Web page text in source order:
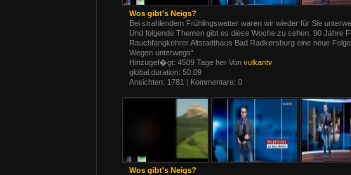
Wos gibt's Neigs?
Bei strahlendem Frühlingswetter waren wir wieder für Sie
Und folgende Themen gibt es diese Woche zu sehen: 90 Jahre
Rauchfangkehrer Altstadthaus Bad Radkersburg eine neue
Wegen unterwegs“
Hinzugef�gt: 4509 Tage her Von vulkantv
global.duration: 50.09
Ansichten: 1781 | Kommentare: 0
Wos gibt's Neigs?